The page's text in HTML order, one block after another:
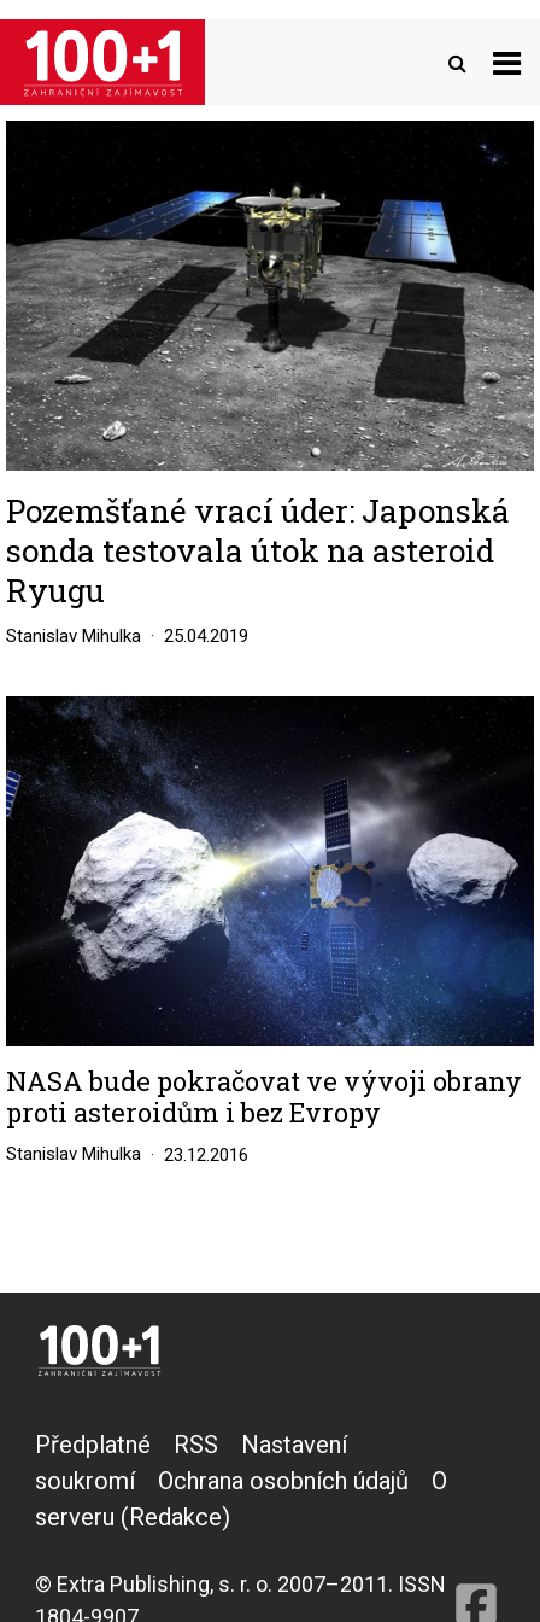
Přejít
hlavnímu
obsahu
Pozemšťané vrací úder: Japonská
sonda testovala útok na asteroid
Ryugu
Stanislav Mihulka 25.04.2019
Image
NASA bude pokračovat ve vývoji obrany
proti asteroidům i bez Evropy
Stanislav Mihulka 23.12.2016
Předplatné RSS
Nastavení
soukromí
Ochrana osobních údajů
O
serveru (Redakce)
© Extra Publishing, s. r. o. 2007–2011. ISSN
1804-9907